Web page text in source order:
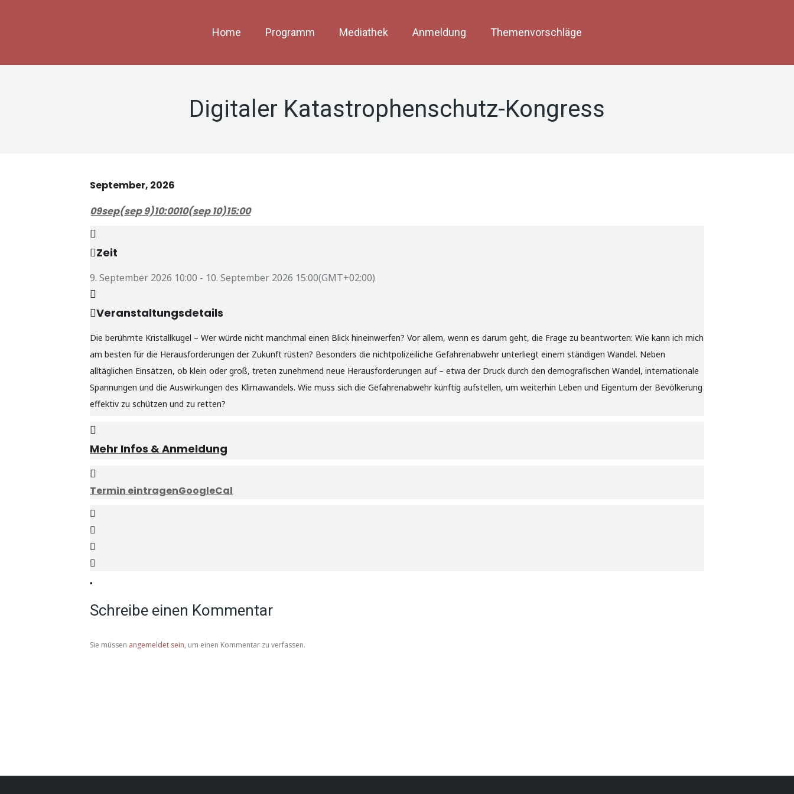
Home Programm Mediathek Anmeldung Themenvorschläge
Digitaler Katastrophenschutz-Kongress
September, 2026
09sep(sep 9)10:0010(sep 10)15:00
Zeit
9. September 2026 10:00 - 10. September 2026 15:00(GMT+02:00)
Veranstaltungsdetails
Die berühmte Kristallkugel – Wer würde nicht manchmal einen Blick hineinwerfen? Vor allem, wenn es darum geht, die Frage zu beantworten: Wie kann ich mich
am besten für die Herausforderungen der Zukunft rüsten? Besonders die nichtpolizeiliche Gefahrenabwehr unterliegt einem ständigen Wandel. Neben
alltäglichen Einsätzen, ob klein oder groß, treten zunehmend neue Herausforderungen auf – etwa der Druck durch den demografischen Wandel, internationale
Spannungen und die Auswirkungen des Klimawandels. Wie muss sich die Gefahrenabwehr künftig aufstellen, um weiterhin Leben und Eigentum der Bevölkerung
effektiv zu schützen und zu retten?
Mehr Infos & Anmeldung
Termin eintragenGoogleCal
Schreibe einen Kommentar
Sie müssen angemeldet sein, um einen Kommentar zu verfassen.